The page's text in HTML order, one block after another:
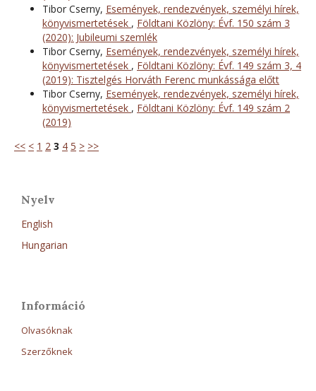
Tibor Cserny, Események, rendezvények, személyi hírek,
könyvismertetések , Földtani Közlöny: Évf. 150 szám 3
(2020): Jubileumi szemlék
Tibor Cserny, Események, rendezvények, személyi hírek,
könyvismertetések , Földtani Közlöny: Évf. 149 szám 3, 4
(2019): Tisztelgés Horváth Ferenc munkássága előtt
Tibor Cserny, Események, rendezvények, személyi hírek,
könyvismertetések , Földtani Közlöny: Évf. 149 szám 2
(2019)
<< < 1 2 3 4 5 > >>
Nyelv
English
Hungarian
Információ
Olvasóknak
Szerzőknek